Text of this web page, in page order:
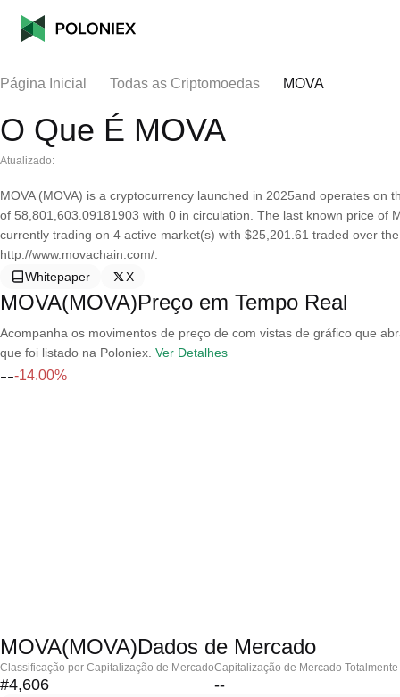
Página Inicial Todas as Criptomoedas MOVA
O Que É MOVA
Atualizado:
MOVA (MOVA) is a cryptocurrency launched in 2025and operates on
of 58,801,603.09181903 with 0 in circulation. The last known price of
currently trading on 4 active market(s) with $25,201.61 traded over
http://www.movachain.com/.
Whitepaper
X
MOVA(MOVA)Preço em Tempo Real
Acompanha os movimentos de preço de com vistas de gráfico que
que foi listado na Poloniex. Ver Detalhes
---14.00%
MOVA(MOVA)Dados de Mercado
Classificação por Capitalização de Mercado
#4,606
Capitalização de Mercado
--